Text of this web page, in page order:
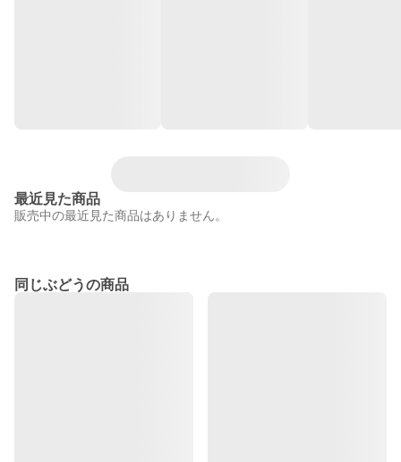
最近見た商品
販売中の最近見た商品はありません。
同じぶどうの商品